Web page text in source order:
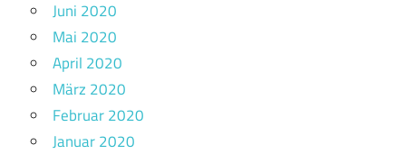
Juni 2020
Mai 2020
April 2020
März 2020
Februar 2020
Januar 2020